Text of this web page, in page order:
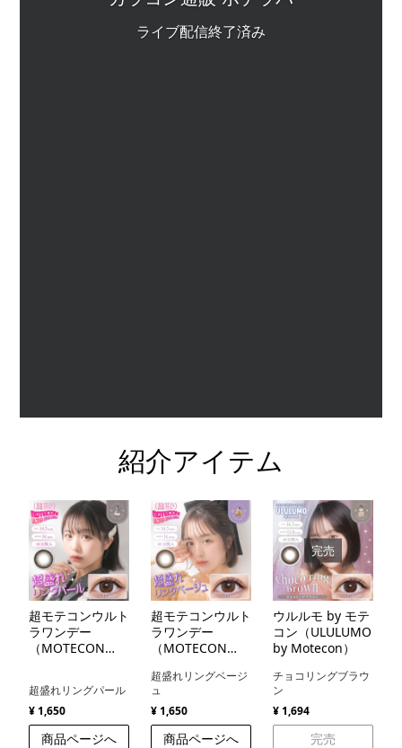
紹介アイテム
超モテコンウルト
ラワンデー
（MOTECON
超盛れリングパール
¥ 1,650
商品ページへ
超モテコンウルト
ラワンデー
（MOTECON
DAY）
超盛れリングベージ
ュ
¥ 1,650
商品ページへ
完売
ウルルモ by モテ
コン（ULULUMO
by Motecon）
チョコリングブラウ
ン
¥ 1,694
完売